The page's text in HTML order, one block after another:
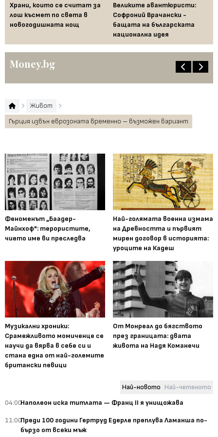
Храни, които се считат за
лош късмет по света в
новогодишната нощ
Великите авантюристи:
Софроний Врачански -
бащата на българската
национална идея
Money.bg
Живот
Гърция извън еврозоната временно – възможен вариант
Феноменът „Баадер-
Майнхоф": терористите,
чието име ви преследва
Най-голямата военна измама
на Древността и първият
мирен договор в историята:
уроците на Кадеш
Музикални хроники:
Срамежливото момиченце се
научи да вярва в себе си и
стана една от най-големите
британски певици
От Монреал до бягството
през границата: двата
живота на Надя Команечи
Най-новото Най-четеното
04:00Наполеон иска титлата — Франц II я унищожава
11:00Преди 100 години Гертруд Едерле преплува Ламанша по-
бързо от всеки мъж